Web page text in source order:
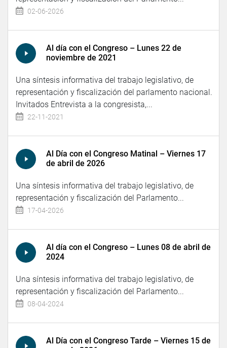
02-06-2026
Al día con el Congreso – Lunes 22 de
noviembre de 2021
Una síntesis informativa del trabajo legislativo, de
representación y fiscalización del parlamento nacional.
Invitados Entrevista a la congresista,...
22-11-2021
Al Día con el Congreso Matinal – Viernes 17
de abril de 2026
Una síntesis informativa del trabajo legislativo, de
representación y fiscalización del Parlamento...
17-04-2026
Al día con el Congreso – Lunes 08 de abril de
2024
Una síntesis informativa del trabajo legislativo, de
representación y fiscalización del Parlamento...
08-04-2024
Al Día con el Congreso Tarde – Viernes 15 de